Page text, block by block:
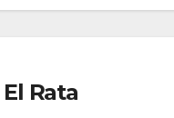
El Rata